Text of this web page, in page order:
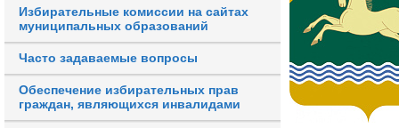
Избирательные комиссии на сайтах
муниципальных образований
Часто задаваемые вопросы
Обеспечение избирательных прав
граждан, являющихся инвалидами